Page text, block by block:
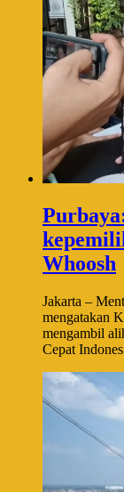
Whoosh
Jakarta –
mengatakan
mengambil
Cepat